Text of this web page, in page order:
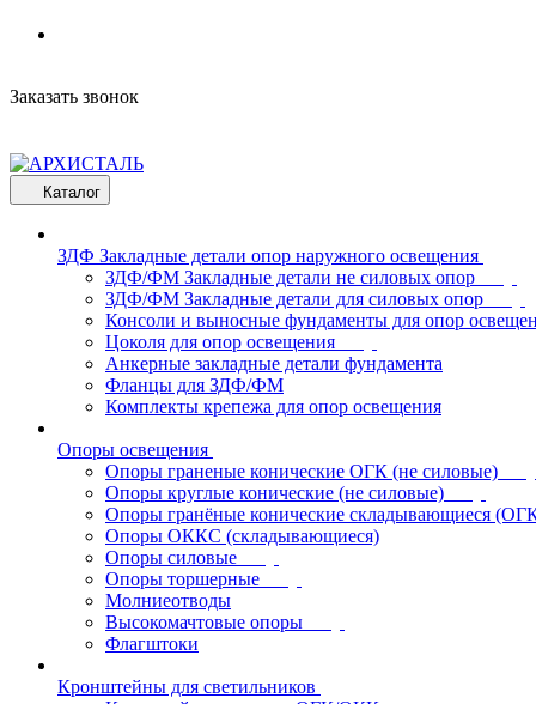
Заказать звонок
Каталог
ЗДФ Закладные детали опор наружного освещения
ЗДФ/ФМ Закладные детали не силовых опор
ЗДФ/ФМ Закладные детали для силовых опор
Консоли и выносные фундаменты для опор
Цоколя для опор освещения
Анкерные закладные детали фундамента
Фланцы для ЗДФ/ФМ
Комплекты крепежа для опор освещения
Опоры освещения
Опоры граненые конические ОГК (не силовые)
Опоры круглые конические (не силовые)
Опоры гранёные конические складывающиеся
Опоры ОККС (складывающиеся)
Опоры силовые
Опоры торшерные
Молниеотводы
Высокомачтовые опоры
Флагштоки
Кронштейны для светильников